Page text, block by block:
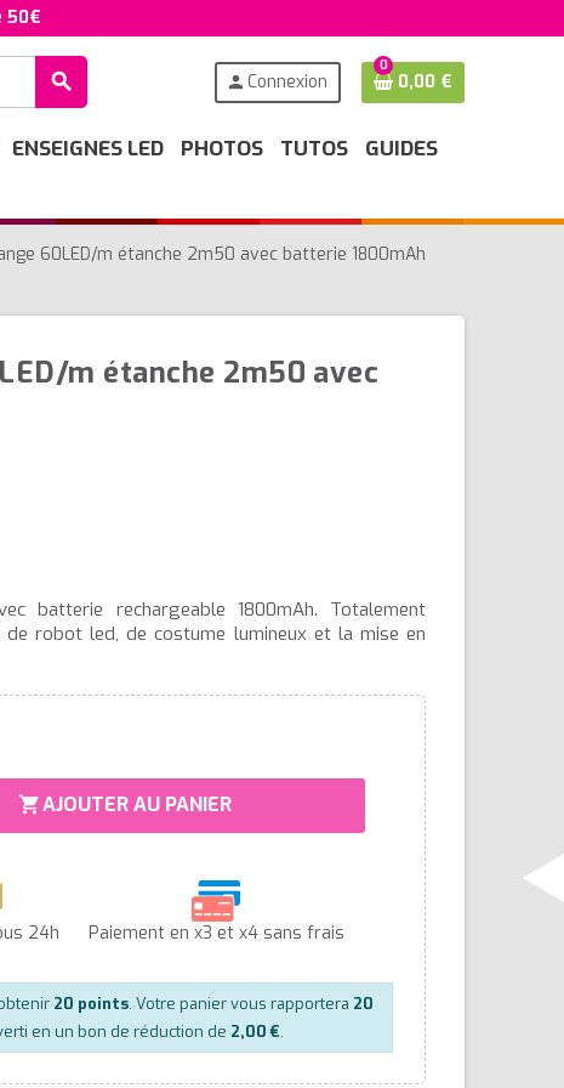
50€
search person Connexion
0
0,00 €
ENSEIGNES LED PHOTOS TUTOS
GUIDES
60LED/m étanche 2m50 avec batterie 1800mAh
m étanche 2m50 avec
batterie rechargeable 1800mAh. Totalement
robot led, de costume lumineux et la mise en
shopping_cartAJOUTER AU PANIER
24h Paiement en x3 et x4 sans frais
20 points. Votre panier vous rapportera 20
en un bon de réduction de 2,00 €.